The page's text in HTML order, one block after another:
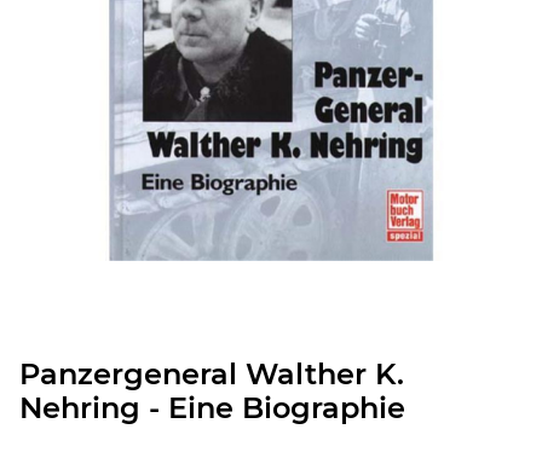
Panzergeneral Walther K.
Nehring - Eine Biographie